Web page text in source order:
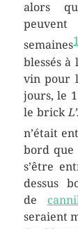
alors
semaines
blessés
vin pour
jours, le
le brick
n’était
bord que
s’être
dessus
de
seraient